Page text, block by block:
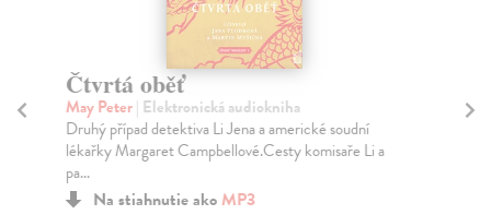
Čtvrtá oběť
May Peter| Elektronická audiokniha
Druhý případ detektiva Li Jena a americké soudní
lékařky Margaret Campbellové.Cesty komisaře Li a
pa...
Na stiahnutie akoMP3